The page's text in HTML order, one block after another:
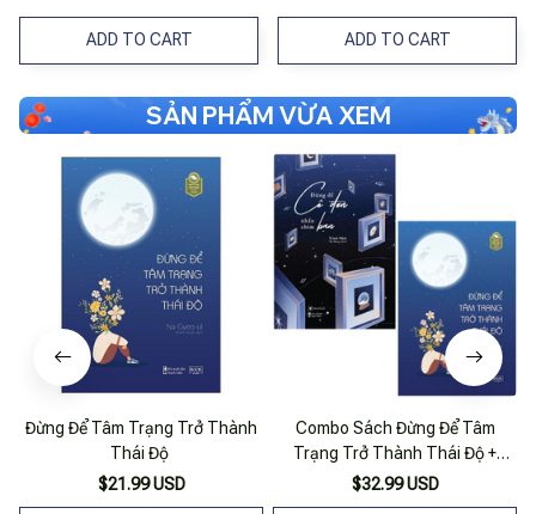
ADD TO CART ADD TO CART
SẢN PHẨM VỪA XEM
Đừng Để Tâm Trạng Trở Thành
Thái Độ
$21.99 USD
Combo Sách Đừng Để Tâm
Trạng Trở Thành Thái Độ +
Đừng Để Cô Đơn Nhấn Chìm Bạn
(Bộ 2 Cuốn)
$32.99 USD